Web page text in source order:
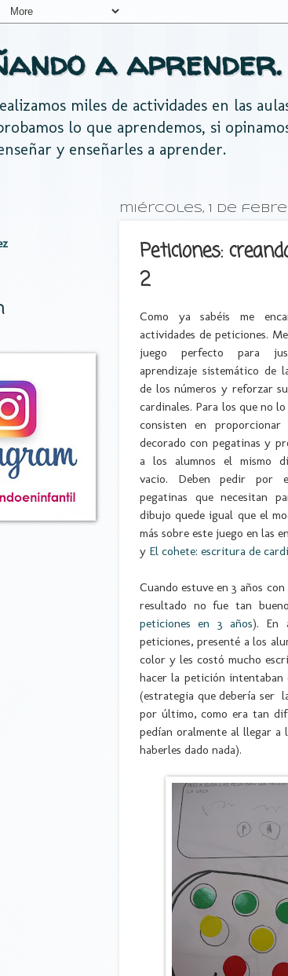
a
miles de actividades en las
lo que aprendemos, si
y enseñarles a aprender.
miércoles, 1 de
Peticiones:
2
Como ya sabéis me
actividades de peticiones.
juego perfecto para
aprendizaje sistemático de
de los números y reforzar
cardinales. Para los que no
consisten en
decorado con pegatinas y
a los alumnos el mismo
vacio. Deben pedir por
pegatinas que necesitan
dibujo quede igual que el
más sobre este juego en las
y El cohete: escritura de
Cuando estuve en 3 años
resultado no fue tan
peticiones en 3 años). En
peticiones, presenté a los
color y les costó mucho
hacer la petición intentaban
(estrategia que debería ser
por último, como era tan
pedían oralmente al llegar a
haberles dado nada).